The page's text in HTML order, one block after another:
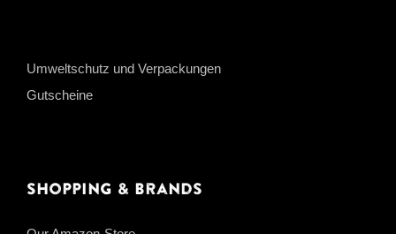
Umweltschutz und Verpackungen
Gutscheine
Shopping & Brands